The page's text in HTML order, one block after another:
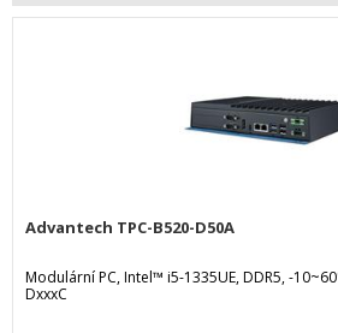
Advantech TPC-B520-D50A
Modulární PC, Intel™ i5-1335UE, DDR5, -
DxxxC